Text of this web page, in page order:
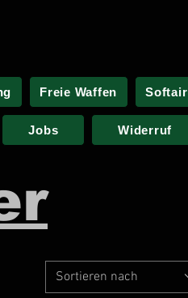
Freie Waffen Softair
Jobs Widerruf
Sortieren nach